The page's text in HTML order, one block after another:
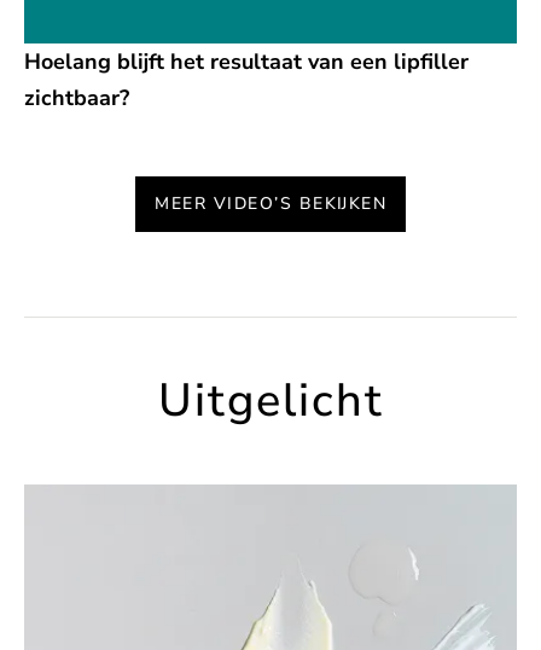
Hoelang blijft het resultaat van een lipfiller
zichtbaar?
MEER VIDEO’S BEKIJKEN
Uitgelicht